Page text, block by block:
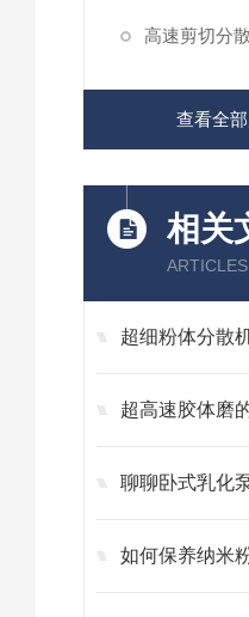
高速剪切分
查看全
相关
ARTICLES
超细粉体分散
超高速胶体磨
聊聊卧式乳化
如何保养纳米